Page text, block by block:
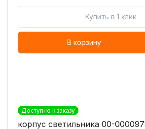
Купить в 1 клик
В корзину
Доступно к заказу
корпус светильника 00-